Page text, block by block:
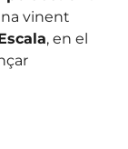
vinent
, en el